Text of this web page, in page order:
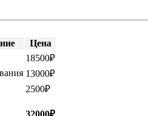
Цена
18500₽
13000₽
2500₽
32000₽